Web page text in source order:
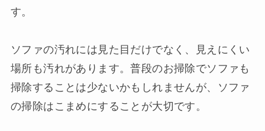
す。
ソファの汚れには見た目だけでなく、見えにくい
場所も汚れがあります。普段のお掃除でソファも
掃除することは少ないかもしれませんが、ソファ
の掃除はこまめにすることが大切です。